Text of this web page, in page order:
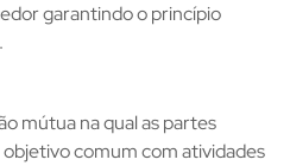
garantindo o princípio
mútua na qual as partes
objetivo comum com atividades